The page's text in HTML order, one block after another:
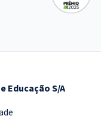
Educação S/A